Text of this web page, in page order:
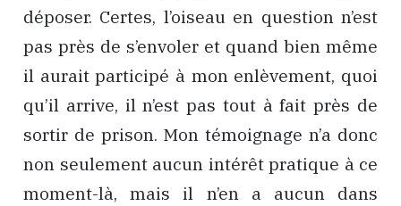
déposer. Certes, l’oiseau en question n’est
pas près de s’envoler et quand bien même
il aurait participé à mon enlèvement, quoi
qu’il arrive, il n’est pas tout à fait près de
sortir de prison. Mon témoignage n’a donc
non seulement aucun intérêt pratique à ce
moment-là, mais il n’en a aucun dans